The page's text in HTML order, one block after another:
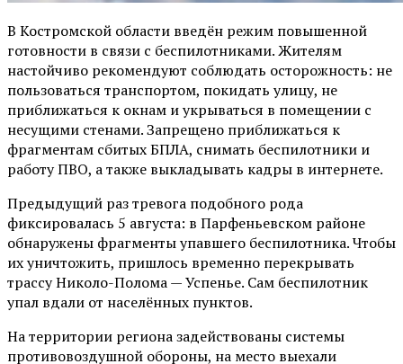
В Костромской области введён режим повышенной
готовности в связи с беспилотниками. Жителям
настойчиво рекомендуют соблюдать осторожность: не
пользоваться транспортом, покидать улицу, не
приближаться к окнам и укрываться в помещении с
несущими стенами. Запрещено приближаться к
фрагментам сбитых БПЛА, снимать беспилотники и
работу ПВО, а также выкладывать кадры в интернете.
Предыдущий раз тревога подобного рода
фиксировалась 5 августа: в Парфеньевском районе
обнаружены фрагменты упавшего беспилотника. Чтобы
их уничтожить, пришлось временно перекрывать
трассу Николо-Полома — Успенье. Сам беспилотник
упал вдали от населённых пунктов.
На территории региона задействованы системы
противовоздушной обороны, на место выехали